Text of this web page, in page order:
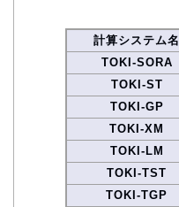
計算システム名
TOKI-SORA
TOKI-ST
TOKI-GP
TOKI-XM
TOKI-LM
TOKI-TST
TOKI-TGP